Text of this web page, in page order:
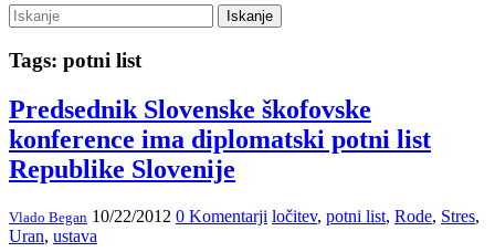
Iskanje
Tags: potni list
Predsednik Slovenske škofovske
konference ima diplomatski potni list
Republike Slovenije
Vlado Began 10/22/2012 0 Komentarji ločitev, potni list, Rode, Stres,
Uran, ustava